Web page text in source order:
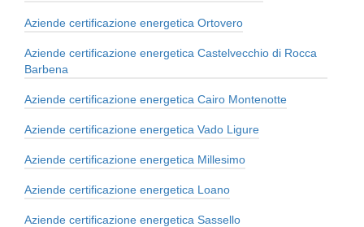
Aziende certificazione energetica Ortovero
Aziende certificazione energetica Castelvecchio di Rocca
Barbena
Aziende certificazione energetica Cairo Montenotte
Aziende certificazione energetica Vado Ligure
Aziende certificazione energetica Millesimo
Aziende certificazione energetica Loano
Aziende certificazione energetica Sassello